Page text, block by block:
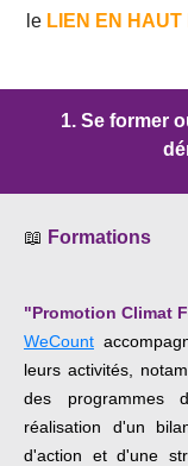
le LIEN EN HAUT
1. Se former
📖 Formations
"Promotion Climat
WeCount
leurs activités,
des programmes
réalisation d'un
d'action et d'une